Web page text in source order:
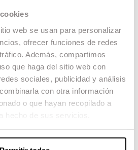
web se usan para personalizar
ofrecer funciones de redes
Además, compartimos
que haga del sitio web con
sociales, publicidad y análisis
con otra información
o que hayan recopilado a
Monzó – 2017
– 2019